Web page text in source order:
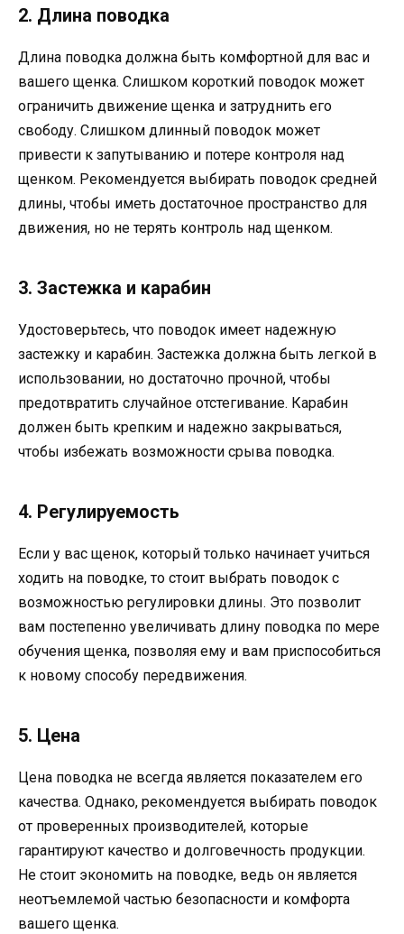
2. Длина поводка
Длина поводка должна быть комфортной для вас и
вашего щенка. Слишком короткий поводок может
ограничить движение щенка и затруднить его
свободу. Слишком длинный поводок может
привести к запутыванию и потере контроля над
щенком. Рекомендуется выбирать поводок средней
длины, чтобы иметь достаточное пространство для
движения, но не терять контроль над щенком.
3. Застежка и карабин
Удостоверьтесь, что поводок имеет надежную
застежку и карабин. Застежка должна быть легкой в
использовании, но достаточно прочной, чтобы
предотвратить случайное отстегивание. Карабин
должен быть крепким и надежно закрываться,
чтобы избежать возможности срыва поводка.
4. Регулируемость
Если у вас щенок, который только начинает учиться
ходить на поводке, то стоит выбрать поводок с
возможностью регулировки длины. Это позволит
вам постепенно увеличивать длину поводка по мере
обучения щенка, позволяя ему и вам приспособиться
к новому способу передвижения.
5. Цена
Цена поводка не всегда является показателем его
качества. Однако, рекомендуется выбирать поводок
от проверенных производителей, которые
гарантируют качество и долговечность продукции.
Не стоит экономить на поводке, ведь он является
неотъемлемой частью безопасности и комфорта
вашего щенка.